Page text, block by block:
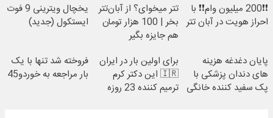
❗❗200 میلیون وام❗❗ با
احراز هویت در آبان تتر
تتر میخوای؟ از آبان‌تتر
بخر | 100 هزار تومان
هم جایزه بگیر
یخچال ویترینی 9 فوت
ایستکول (جدید)
پایان دغدغه هزینه
های دندان پزشکی با
پک سفید کننده خانگی
برای اولین بار در ایران
🇮🇷 این دکتر کرم
ترمیم کننده 23 روزه
فروخته شد تنها با یک
بار مراجعه به خوردو45